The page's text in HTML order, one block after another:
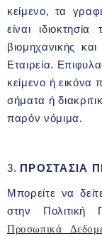
κείμενο, τα
είναι
βιομηχανικής
Εταιρεία.
κείμενο ή εικόνα
σήματα ή
παρόν νόμιμα.
3. ΠΡΟΣΤΑΣΙΑ
Μπορείτε να
στην Πολιτική
Προσωπικά